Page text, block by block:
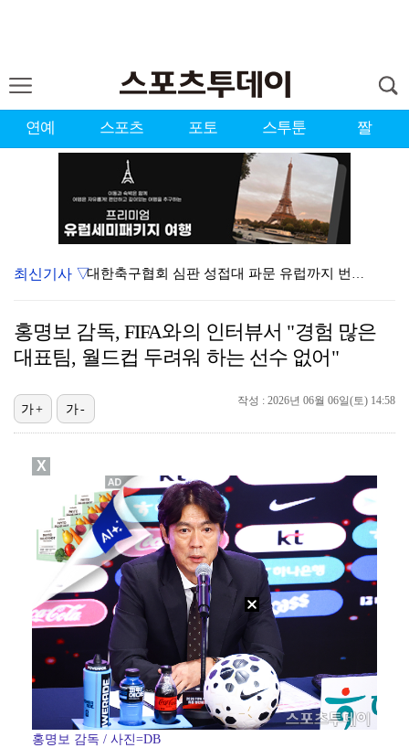
연예 스포츠 포토 스투툰 짤
대한축구협회 심판 성접대 파문 유럽까지 번졌다…佛 매체…
'황정민 스토킹 혐의' A씨 11일 결심 공판
맨시티 마레스카 감독 "이강인은 훌륭한 선수…아틀레티코…
[ST포토] 이강인, 이적 후 밝아진 얼굴
[ST포토] 오픈트레이닝 나서는 이강인
[ST포토] 호세 히메네스, 한국 팬들 외침에 미소
[ST포토] 이강인 합류한 AT 마드리드
최신기사 ▽
홍명보 감독, FIFA와의 인터뷰서 "경험 많은
대표팀, 월드컵 두려워 하는 선수 없어"
작성 : 2026년 06월 06일(토) 14:58
가+ 가-
홍명보 감독 / 사진=DB
X